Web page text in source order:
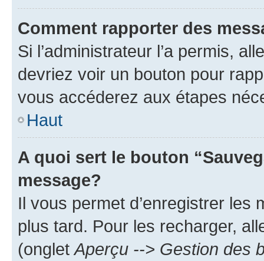
Comment rapporter des
Si l’administrateur l’a permis,
devriez voir un bouton pour
vous accéderez aux étapes
Haut
A quoi sert le bouton
message?
Il vous permet d’enregistrer
plus tard. Pour les recharger,
(ongletAperçu --> Gestion des